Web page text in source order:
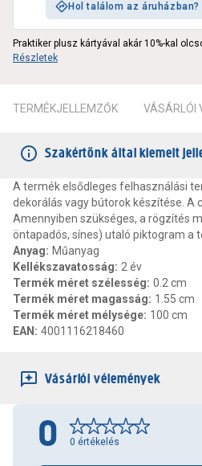
Hol találom az áruházban?
Praktiker plusz kártyával akár 10%-kal
Részletek
TERMÉKJELLEMZŐK VÁSÁRLÓI
Szakértőnk által kiemelt
A termék elsődleges felhasználási
dekorálás vagy bútorok készítése. A
Amennyiben szükséges, a rögzítés
öntapadós, sínes) utaló piktogram a
Anyag: Műanyag
Kellékszavatosság: 2 év
Termék méret szélesség: 0.2 cm
Termék méret magasság: 1.55 cm
Termék méret mélysége: 100 cm
EAN : 4001116218460
Vásárlói vélemények
0 0 értékelés